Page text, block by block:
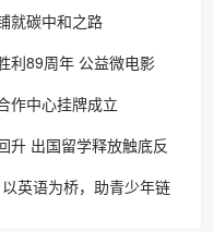
级管理层离职率自2018
就碳中和之路
利89周年 公益微电影
收官
作中心挂牌成立
升 出国留学释放触底反
英语为桥，助青少年链